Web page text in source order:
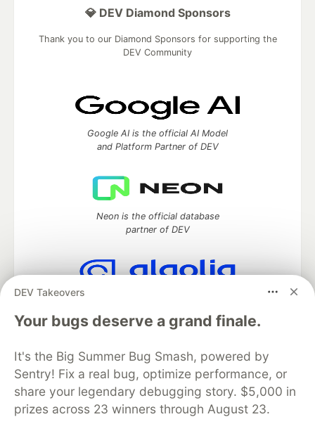
DEV Takeovers
Your bugs deserve a grand finale.
It's the Big Summer Bug Smash, powered by
Sentry! Fix a real bug, optimize performance, or
share your legendary debugging story. $5,000 in
prizes across 23 winners through August 23.
💎 DEV Diamond Sponsors
Thank you to our Diamond Sponsors for supporting the
DEV Community
Google AI is the official AI Model
and Platform Partner of DEV
Neon is the official database
partner of DEV
Algolia is the official search partner
DEV Community — A space to discuss and keep up software
development and manage your software career
Home
DEV Challenges DEV++
Videos